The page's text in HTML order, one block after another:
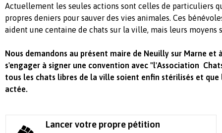
Actuellement les seules actions sont celles de particuliers
propres deniers pour sauver des vies animales. Ces
aident une centaine de chats sur la ville, mais leurs moyens
Nous demandons au présent maire de Neuilly sur Marne et
s'engager à signer une convention avec "l'Association
tous les chats libres de la ville soient enfin stérilisés et
actée.
Lancer votre propre pétition